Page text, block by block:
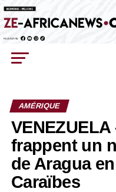
AMÉRIQUE
frappent un
de Aragua
Caraïbes